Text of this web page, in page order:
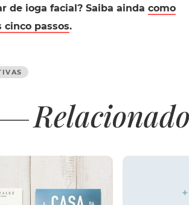
de ioga facial? Saiba ainda como
passos.